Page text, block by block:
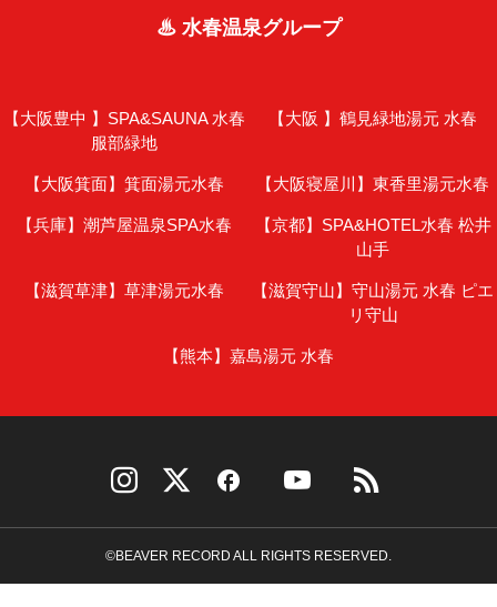
♨ 水春温泉グループ
【大阪豊中 】 SPA&SAUNA 水春
服部緑地
【大阪 】 鶴見緑地湯元 水春
【大阪箕面】 箕面湯元水春 【大阪寝屋川】 東香里湯元水春
【兵庫】 潮芦屋温泉SPA水春 【京都】 SPA&HOTEL水春 松井
山手
【滋賀草津】 草津湯元水春 【滋賀守山】 守山湯元 水春 ピエ
リ守山
【熊本】 嘉島湯元 水春
©BEAVER RECORD ALL RIGHTS RESERVED.